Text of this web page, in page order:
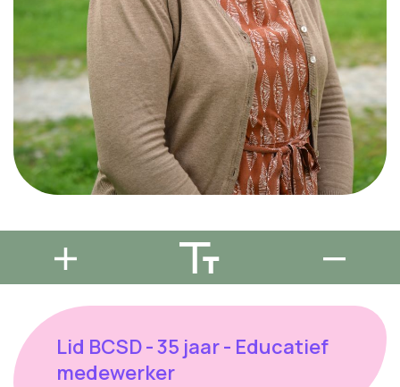
Lid BCSD - 35 jaar - Educatief
medewerker